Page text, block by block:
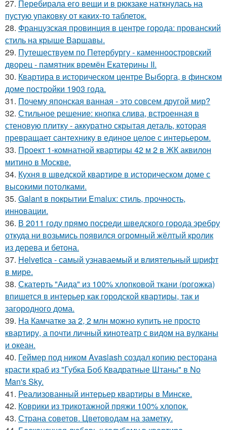
27. Перебирала его вещи и в рюкзаке наткнулась на
пустую упаковку от каких-то таблеток.
28. Французская провинция в центре города: прованский
стиль на крыше Варшавы.
29. Путешествуем по Петербургу - каменноостровский
дворец - памятник времён Екатерины II.
30. Квартира в историческом центре Выборга, в финском
доме постройки 1903 года.
31. Почему японская ванная - это совсем другой мир?
32. Стильное решение: кнопка слива, встроенная в
стеновую плитку - аккуратно скрытая деталь, которая
превращает сантехнику в единое целое с интерьером.
33. Проект 1-комнатной квартиры 42 м 2 в ЖК аквилон
митино в Москве.
34. Кухня в шведской квартире в историческом доме с
высокими потолками.
35. Galant в покрытии Emalux: стиль, прочность,
инновации.
36. В 2011 году прямо посреди шведского города эребру
откуда ни возьмись появился огромный жёлтый кролик
из дерева и бетона.
37. Helvetica - самый узнаваемый и влиятельный шрифт
в мире.
38. Скатерть "Аида" из 100% хлопковой ткани (рогожка)
впишется в интерьер как городской квартиры, так и
загородного дома.
39. На Камчатке за 2, 2 млн можно купить не просто
квартиру, а почти личный кинотеатр с видом на вулканы
и океан.
40. Геймер под ником Avaslash создал копию ресторана
красти краб из "Губка Боб Квадратные Штаны" в No
Man's Sky.
41. Реализованный интерьер квартиры в Минске.
42. Коврики из трикотажной пряжи 100% хлопок.
43. Страна советов. Цветоводам на заметку.